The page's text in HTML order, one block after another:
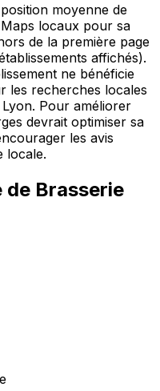
moyenne de
locaux pour sa
de la première page
affichés).
ne bénéficie
les recherches locales
Pour améliorer
devrait optimiser sa
les avis
locale.
de Brasserie